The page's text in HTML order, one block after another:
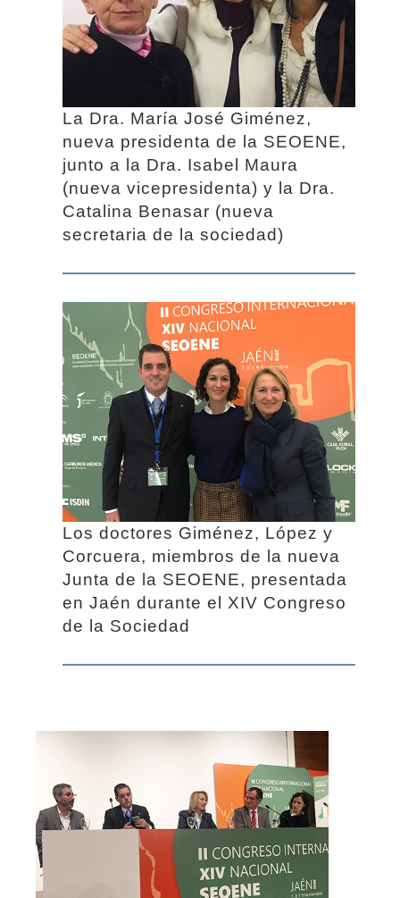
La Dra. María José Giménez,
nueva presidenta de la SEOENE,
junto a la Dra. Isabel Maura
(nueva vicepresidenta) y la Dra.
Catalina Benasar (nueva
secretaria de la sociedad)
Los doctores Giménez, López y
Corcuera, miembros de la nueva
Junta de la SEOENE, presentada
en Jaén durante el XIV Congreso
de la Sociedad